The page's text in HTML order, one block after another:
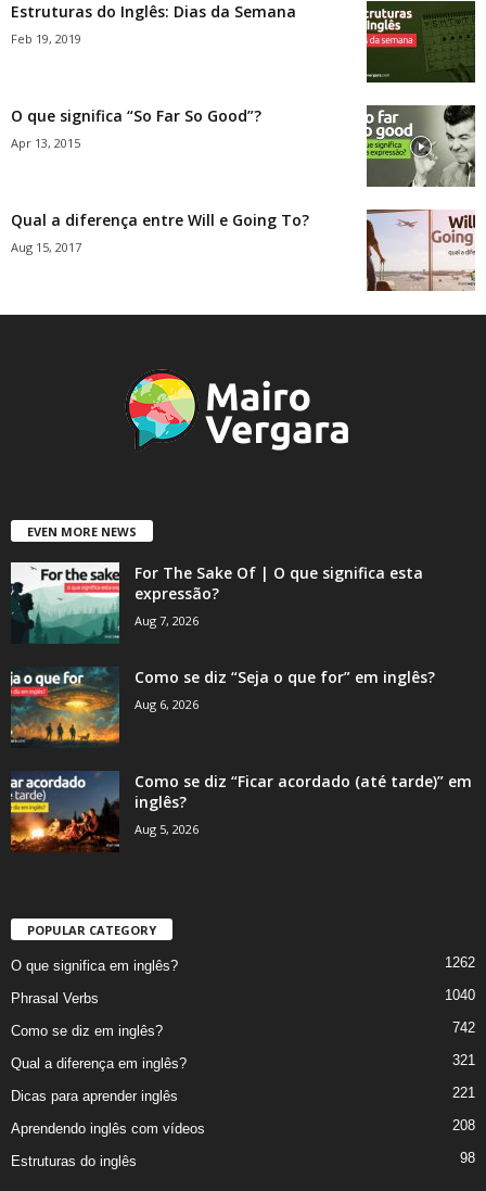
Estruturas do Inglês: Dias da Semana
Feb 19, 2019
O que significa “So Far So Good”?
Apr 13, 2015
Qual a diferença entre Will e Going To?
Aug 15, 2017
EVEN MORE NEWS
For The Sake Of | O que significa esta
expressão?
Aug 7, 2026
Como se diz “Seja o que for” em inglês?
Aug 6, 2026
Como se diz “Ficar acordado (até tarde)” em
inglês?
Aug 5, 2026
POPULAR CATEGORY
O que significa em inglês? 1262
Phrasal Verbs 1040
Como se diz em inglês? 742
Qual a diferença em inglês? 321
Dicas para aprender inglês 221
Aprendendo inglês com vídeos 208
Estruturas do inglês 98